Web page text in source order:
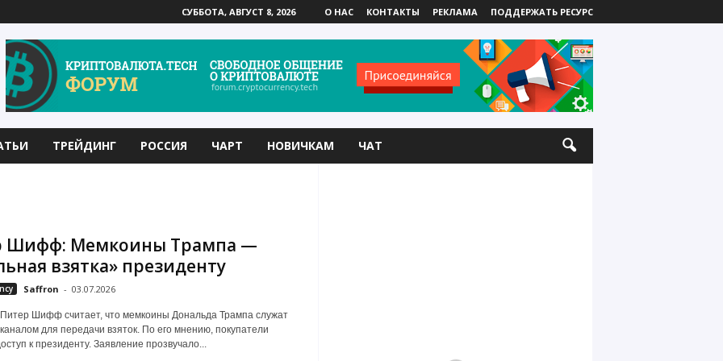
СУББОТА, АВГУСТ 8, 2026 О НАС КОНТАКТЫ РЕКЛАМА ПОДДЕРЖАТЬ РЕСУРС
ТРЕЙДИНГ РОССИЯ ЧАРТ НОВИЧКАМ ЧАТ
Шифф: Мемкоины Трампа —
взятка» президенту
Saffron - 03.07.2026
Шифф считает, что мемкоины Дональда Трампа служат
для передачи взяток. По его мнению, покупатели
к президенту. Заявление прозвучало...